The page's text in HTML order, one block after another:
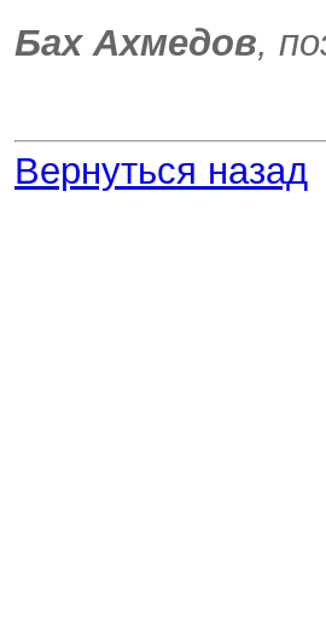
Бах Ахмедов,
Вернуться назад